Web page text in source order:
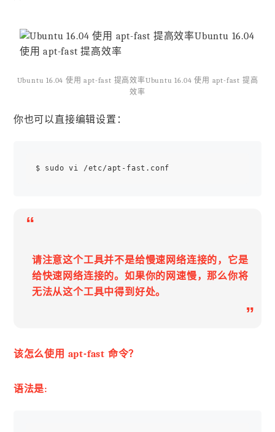
Ubuntu 16.04 使用 apt-fast 提高效率Ubuntu 16.04 使用 apt-fast 提高
效率
你也可以直接编辑设置：
“
请注意这个工具并不是给慢速网络连接的，它是
给快速网络连接的。如果你的网速慢，那么你将
无法从这个工具中得到好处。
”
该怎么使用 apt-fast 命令？
语法是: